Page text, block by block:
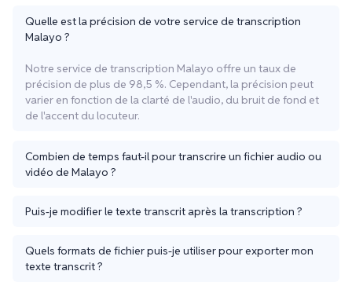
Quelle est la précision de votre service de transcription
Malayo ?
Notre service de transcription Malayo offre un taux de
précision de plus de 98,5 %. Cependant, la précision peut
varier en fonction de la clarté de l'audio, du bruit de fond et
de l'accent du locuteur.
Combien de temps faut-il pour transcrire un fichier audio ou
vidéo de Malayo ?
Puis-je modifier le texte transcrit après la transcription ?
Quels formats de fichier puis-je utiliser pour exporter mon
texte transcrit ?